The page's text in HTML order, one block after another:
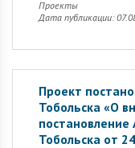
Проекты
Дата публикации:
Проект
Тобольска «О
Тобольска от